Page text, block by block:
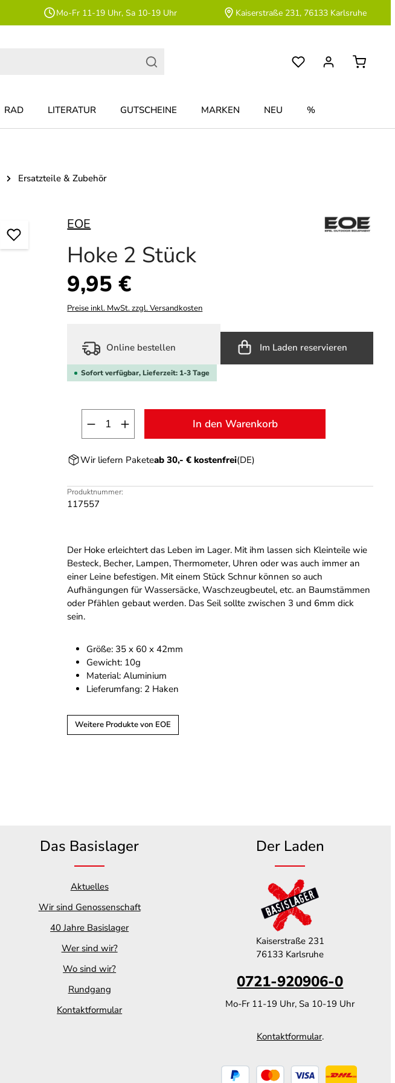
Mo-Fr 11-19 Uhr, Sa 10-19 Uhr Kaiserstraße 231, 76133 Karlsruhe
RAD LITERATUR GUTSCHEINE MARKEN NEU %
Ersatzteile & Zubehör
EOE
Hoke 2 Stück
Regulärer Preis:
9,95 €
Preise inkl. MwSt. zzgl. Versandkosten
Online bestellen Im Laden reservieren
Sofort verfügbar, Lieferzeit: 1-3 Tage
Produkt Anzahl: Gib den gewünschten Wert
In den Warenkorb
Wir liefern Paketeab 30,- € kostenfrei(DE)
Produktnummer:
117557
Der Hoke erleichtert das Leben im Lager. Mit ihm lassen sich Kleinteile wie
Besteck, Becher, Lampen, Thermometer, Uhren oder was auch immer an
einer Leine befestigen. Mit einem Stück Schnur können so auch
Aufhängungen für Wassersäcke, Waschzeugbeutel, etc. an Baumstämmen
oder Pfählen gebaut werden. Das Seil sollte zwischen 3 und 6mm dick
sein.
Größe: 35 x 60 x 42mm
Gewicht: 10g
Material: Aluminium
Lieferumfang: 2 Haken
Weitere Produkte von EOE
Das Basislager
Aktuelles
Wir sind Genossenschaft
40 Jahre Basislager
Wer sind wir?
Wo sind wir?
Rundgang
Kontaktformular
Der Laden
Kaiserstraße 231
76133 Karlsruhe
0721-920906-0
Mo-Fr 11-19 Uhr, Sa 10-19 Uhr
Kontaktformular.